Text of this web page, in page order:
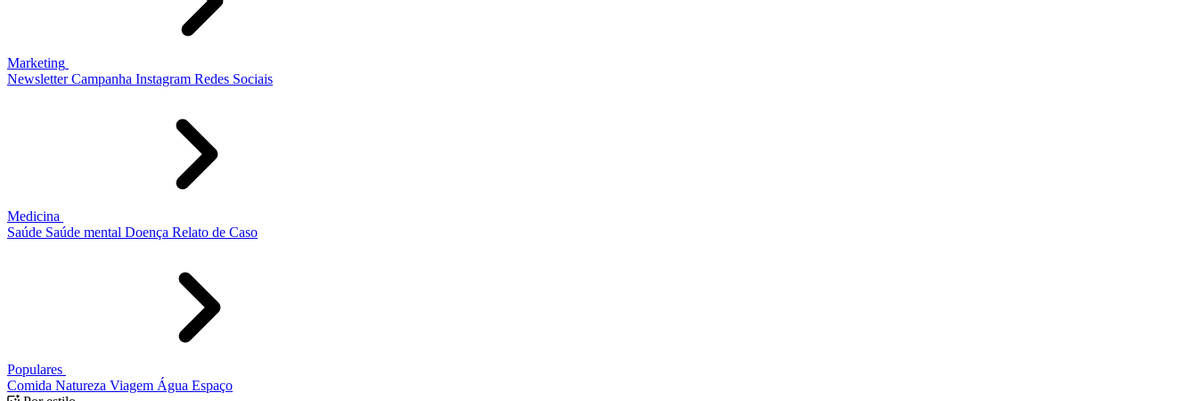
Marketing
Newsletter Campanha Instagram Redes Sociais
Medicina
Saúde Saúde mental Doença Relato de Caso
Populares
Comida Natureza Viagem Água Espaço